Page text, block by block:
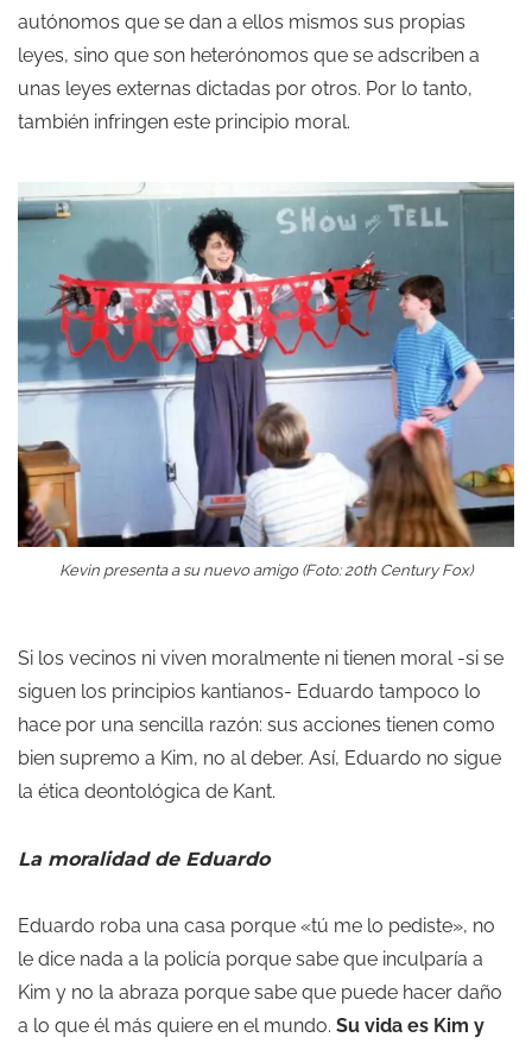
autónomos que se dan a ellos mismos sus propias
leyes, sino que son heterónomos que se adscriben a
unas leyes externas dictadas por otros. Por lo tanto,
también infringen este principio moral.
Kevin presenta a su nuevo amigo (Foto: 20th Century Fox)
Si los vecinos ni viven moralmente ni tienen moral -si se
siguen los principios kantianos- Eduardo tampoco lo
hace por una sencilla razón: sus acciones tienen como
bien supremo a Kim, no al deber. Así, Eduardo no sigue
la ética deontológica de Kant.
La moralidad de Eduardo
Eduardo roba una casa porque «tú me lo pediste», no
le dice nada a la policía porque sabe que inculparía a
Kim y no la abraza porque sabe que puede hacer daño
a lo que él más quiere en el mundo. Su vida es Kim y